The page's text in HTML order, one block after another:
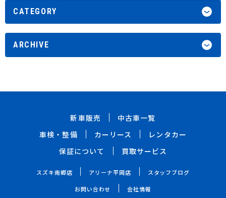
CATEGORY
ARCHIVE
新車販売
中古車一覧
車検・整備
カーリース
レンタカー
保証について
買取サービス
スズキ南郷店 アリーナ平岡店 スタッフブログ
お問い合わせ 会社情報